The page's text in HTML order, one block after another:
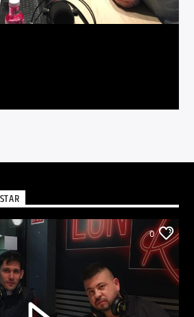
0